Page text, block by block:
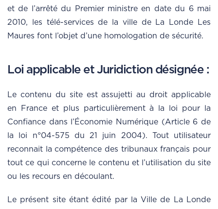
et de l’arrêté du Premier ministre en date du 6 mai
2010, les télé-services de la ville de La Londe Les
Maures font l’objet d’une homologation de sécurité.
Loi applicable et Juridiction désignée :
Le contenu du site est assujetti au droit applicable
en France et plus particulièrement à la loi pour la
Confiance dans l’Économie Numérique (Article 6 de
la loi n°04-575 du 21 juin 2004). Tout utilisateur
reconnait la compétence des tribunaux français pour
tout ce qui concerne le contenu et l’utilisation du site
ou les recours en découlant.
Le présent site étant édité par la Ville de La Londe